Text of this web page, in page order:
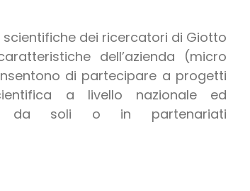
scientifiche dei ricercatori di Giotto
dell’azienda (micro
di partecipare a progetti
a livello nazionale ed
da soli o in partenariati